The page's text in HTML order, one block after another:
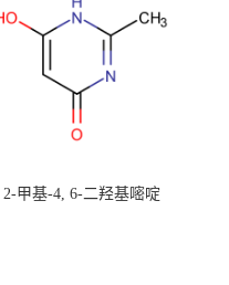
2-甲基-4, 6-二羟基嘧啶